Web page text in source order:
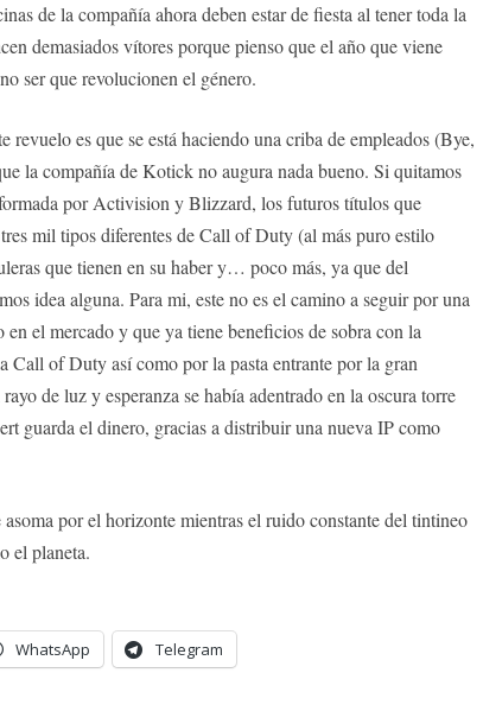
de la compañía ahora deben estar de fiesta al tener toda la
demasiados vítores porque pienso que el año que viene
ser que revolucionen el género.
revuelo es que se está haciendo una criba de empleados (Bye,
la compañía de Kotick no augura nada bueno. Si quitamos
por Activision y Blizzard, los futuros títulos que
mil tipos diferentes de Call of Duty (al más puro estilo
que tienen en su haber y… poco más, ya que del
idea alguna. Para mi, este no es el camino a seguir por una
el mercado y que ya tiene beneficios de sobra con la
Call of Duty así como por la pasta entrante por la gran
de luz y esperanza se había adentrado en la oscura torre
guarda el dinero, gracias a distribuir una nueva IP como
por el horizonte mientras el ruido constante del tintineo
el planeta.
WhatsApp Telegram